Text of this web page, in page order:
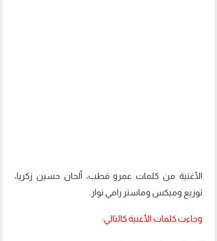
الأغنية من كلمات عمرو قطب، ألحان حسين زكريا،
توزيع وميكس وماستر رامي نوار.
وجاءت كلمات الأغنية كالتالي: